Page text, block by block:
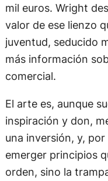
mil euros. Wright
valor de ese lienzo
juventud, seducido
más información
comercial.
El arte es, aunque
inspiración y don,
una inversión, y,
emerger principios
orden, sino la